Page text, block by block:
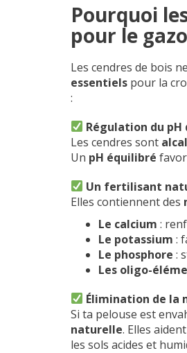
Pourquoi
pour le
Les cendres de bois
essentiels pour la
:
Régulation du pH
Les cendres sont
Un pH équilibré
Un fertilisant
Elles contiennent des
Le calcium :
Le potassium :
Le phosphore :
Les oligo-
Élimination de la
Si ta pelouse est
naturelle. Elles
les sols acides et